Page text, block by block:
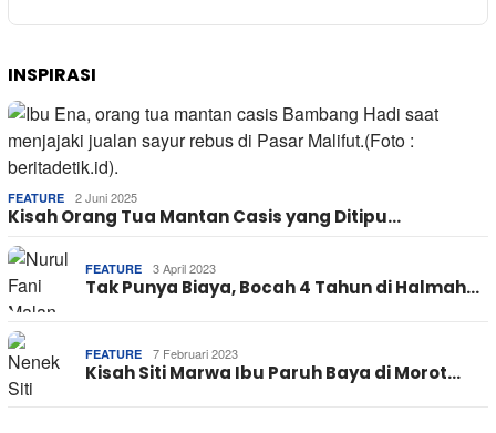
INSPIRASI
FEATURE 2 Juni 2025
Kisah Orang Tua Mantan Casis yang Ditipu…
FEATURE 3 April 2023
Tak Punya Biaya, Bocah 4 Tahun di Halmah…
FEATURE 7 Februari 2023
Kisah Siti Marwa Ibu Paruh Baya di Morot…